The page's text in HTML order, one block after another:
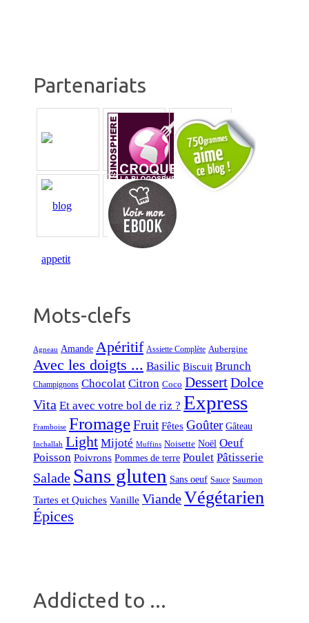
Partenariats
Mots-clefs
Agneau Amande Apéritif Assiette Complète Aubergine
Avec les doigts ... Basilic Biscuit Brunch
Champignons Chocolat Citron Coco DessertDolce
Vita Et avec votre bol de riz ? Express
Framboise FromageFruit Fêtes Goûter Gâteau
Inchallah Light Mijoté Muffins Noisette Noël Oeuf
Poisson Poivrons Pommes de terre Poulet Pâtisserie
Salade Sans gluten Sans oeuf Sauce Saumon
Tartes et Quiches Vanille ViandeVégétarien
Épices
Addicted to ...